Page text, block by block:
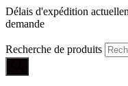
Délais d'expédition
demande
Recherche de produits